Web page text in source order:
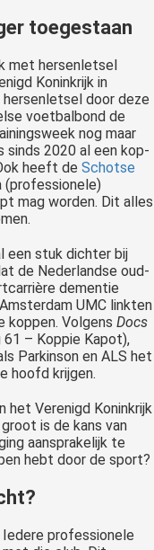
toegestaan
met hersenletsel
Koninkrijk in
door deze
voetbalbond de
nog maar
sinds 2020 al een kop-
heeft de Schotse
(professionele)
mag worden. Dit alles
een stuk dichter bij
de Nederlandse oud-
dementie
UMC linkten
koppen. Volgens Docs
61 – Koppie Kapot),
Parkinson en ALS het
hoofd krijgen.
het Verenigd Koninkrijk
is de kans van
aansprakelijk te
hebt door de sport?
Iedere professionele